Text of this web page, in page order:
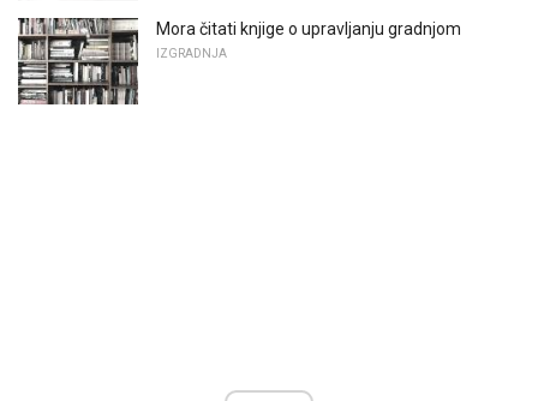
Mora čitati knjige o upravljanju gradnjom
IZGRADNJA